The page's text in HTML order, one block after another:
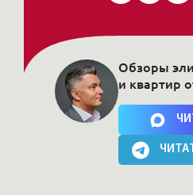
Нажимая на кнопку, Вы
Обзоры
и квартир